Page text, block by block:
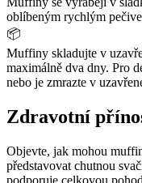
oblíbeným rychlým
📦
Muffiny skladujte v
maximálně dva dny. Pro
nebo je zmrazte v
Zdravotní
Objevte, jak mohou
představovat chutnou
podporuje celkovou